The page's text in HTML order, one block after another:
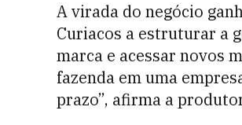
A virada do negócio
Curiacos a estruturar a
marca e acessar novos
fazenda em uma
prazo”, afirma a